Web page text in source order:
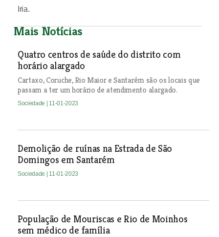
Iria.
Mais Notícias
Quatro centros de saúde do distrito com
horário alargado
Cartaxo, Coruche, Rio Maior e Santarém são os locais que
passam a ter um horário de atendimento alargado.
Sociedade | 11-01-2023
Demolição de ruínas na Estrada de São
Domingos em Santarém
Sociedade | 11-01-2023
População de Mouriscas e Rio de Moinhos
sem médico de família